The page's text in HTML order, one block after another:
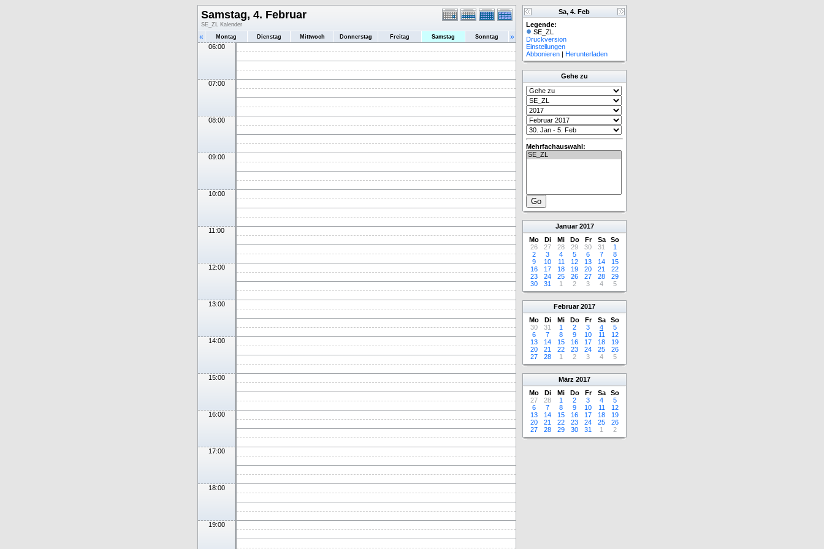
Samstag, 4. Februar
SE_ZL Kalender
« Montag Dienstag Mittwoch Donnerstag Freitag Samstag Sonntag »
06:00
07:00
08:00
09:00
10:00
11:00
12:00
13:00
14:00
15:00
16:00
17:00
18:00
19:00
Sa, 4. Feb
Legende:
SE_ZL
Druckversion
Einstellungen
Abbonieren | Herunterladen
Gehe zu
Mehrfachauswahl:
Januar 2017
Mo
Di Mi Do Fr Sa
So
26
27 28 29 30 31
1
2
3 4 5 6 7
8
9
10 11 12 13 14
15
16
17 18 19 20 21
22
23
24 25 26 27 28
29
30
31 1 2 3 4 5
Februar 2017
Mo
Di Mi Do Fr Sa
So
30
31 1 2 3 4
5
6
7 8 9 10 11
12
13
14 15 16 17 18
19
20
21 22 23 24 25
26
27
28 1 2 3 4 5
März 2017
Mo
Di Mi Do Fr Sa
So
27
28 1 2 3 4
5
6
7 8 9 10 11
12
13
14 15 16 17 18
19
20
21 22 23 24 25
26
27
28 29 30 31 1 2